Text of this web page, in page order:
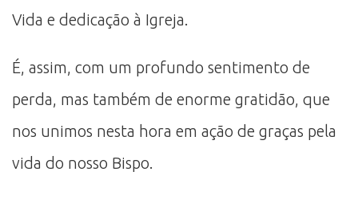
Vida e dedicação à Igreja.
É, assim, com um profundo sentimento de
perda, mas também de enorme gratidão, que
nos unimos nesta hora em ação de graças pela
vida do nosso Bispo.